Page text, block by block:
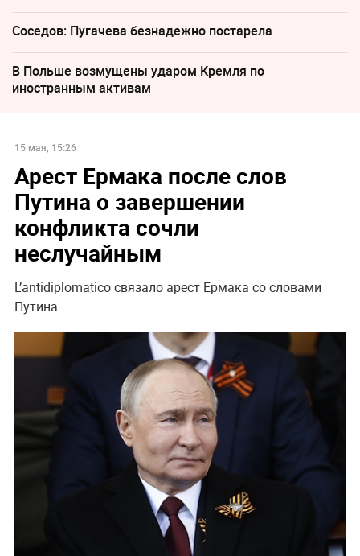
Соседов: Пугачева безнадежно постарела
В Польше возмущены ударом Кремля по
иностранным активам
15 мая, 15:26
Арест Ермака после слов
Путина о завершении
конфликта сочли
неслучайным
L’antidiplomatico связало арест Ермака со словами
Путина